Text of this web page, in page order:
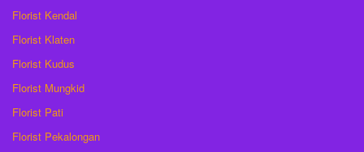
Florist Kendal
Florist Klaten
Florist Kudus
Florist Mungkid
Florist Pati
Florist Pekalongan